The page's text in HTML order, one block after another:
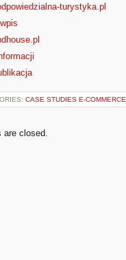
turystyka.pl
CASE STUDIES E-COMMERCE
are closed.